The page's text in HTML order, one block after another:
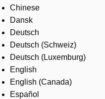
Industries
Services
About us
Where to buy
Contact us
Careers
Chinese
Dansk
Deutsch
Deutsch (Schweiz)
Deutsch (Luxemburg)
English
English (Canada)
Español